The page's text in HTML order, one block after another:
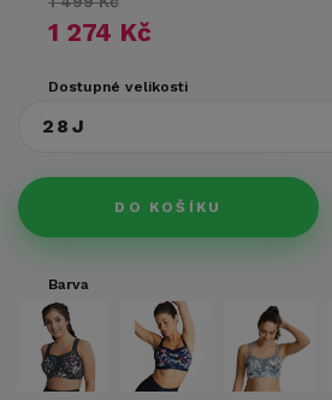
1 274 Kč
Dostupné velikosti
28J
DO KOŠÍKU
Barva